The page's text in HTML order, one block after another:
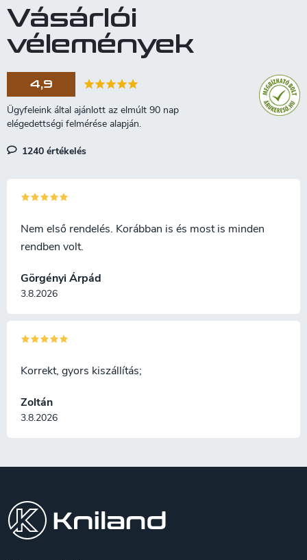
díszdobozban érkezik.
Vásárlói
vélemények
4,9
1240 értékelés
Görgényi Árpád
3.8.2026
Nem első rendelés. Korábban is és most is minden
rendben volt.
Zoltán
3.8.2026
Korrekt, gyors kiszállítás;